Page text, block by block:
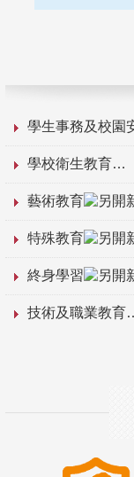
學生事務及校園
學校衛生教育
藝術教育
特殊教育
終身學習
技術及職業教育